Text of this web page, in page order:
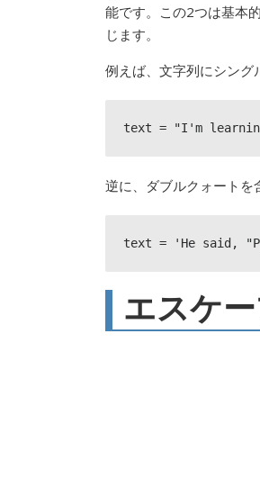
能です。この2つは基本
じます。
例えば、文字列にシング
text = "I'm
逆に、ダブルクォートを
text = 'He said,
エスケ